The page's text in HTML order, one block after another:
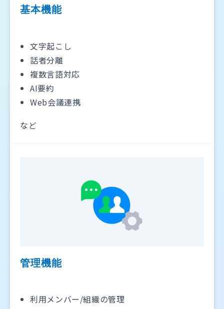
基本機能
文字起こし
話者分離
複数言語対応
AI要約
Web会議連携
など
管理機能
利用メンバー/組織の管理